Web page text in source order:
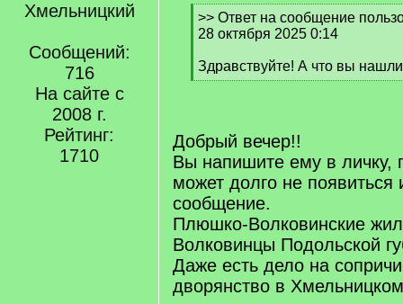
Хмельницкий
Сообщений:
716
На сайте с
2008 г.
Рейтинг:
1710
[
q
>> Ответ на сообщение
28 октября 2025 0:14
Здравствуйте! А что вы
[
]
Добрый вечер!!
Вы напишите ему в личку,
может долго не
сообщение.
Плюшко-Волковинские
Волковинцы Подольской
Даже есть дело на
дворянство в